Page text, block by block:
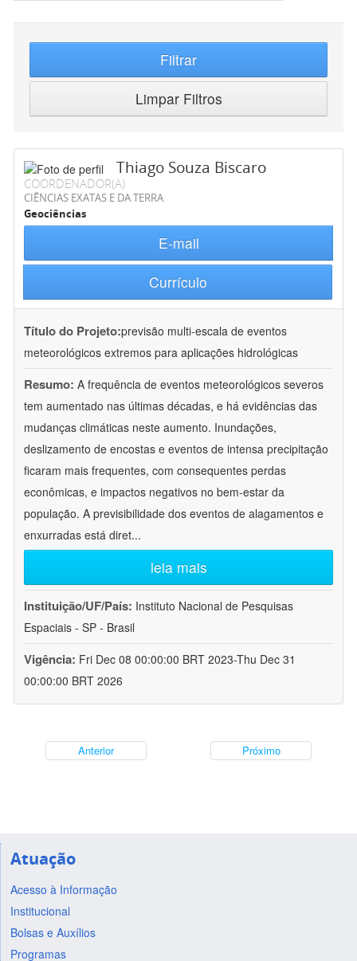
Filtrar
Limpar Filtros
Thiago Souza Biscaro
COORDENADOR(A)
CIÊNCIAS EXATAS E DA TERRA
Geociências
E-mail
Currículo
Título do Projeto:previsão multi-escala de eventos
meteorológicos extremos para aplicações hidrológicas
Resumo: A frequência de eventos meteorológicos severos
tem aumentado nas últimas décadas, e há evidências das
mudanças climáticas neste aumento. Inundações,
deslizamento de encostas e eventos de intensa precipitação
ficaram mais frequentes, com consequentes perdas
econômicas, e impactos negativos no bem-estar da
população. A previsibilidade dos eventos de alagamentos e
enxurradas está diret...
leia mais
Instituição/UF/País: Instituto Nacional de Pesquisas
Espaciais - SP - Brasil
Vigência: Fri Dec 08 00:00:00 BRT 2023-Thu Dec 31
00:00:00 BRT 2026
Anterior Próximo
Atuação
Acesso à Informação
Institucional
Bolsas e Auxílios
Programas